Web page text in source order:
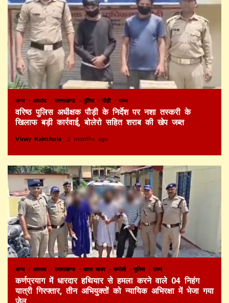
अन्य अपराध उत्तराखण्ड पुलिस पौड़ी राज्य
वरिष्ठ पुलिस अधीक्षक पौड़ी के निर्देश पर नशा तस्करी के
खिलाफ बड़ी कार्रवाई, बोलेरो सहित शराब की खेप जब्त
Vinay Kainthola 2 months ago
अन्य अपराध उत्तराखण्ड खास खबर चमोली पुलिस राज्य
कर्णप्रयाग में धारदार हथियार से हमला करने वाले 04 निहंग
यात्री गिरफ्तार, तीन अभियुक्तों को न्यायिक अभिरक्षा में भेजा गया
जेल